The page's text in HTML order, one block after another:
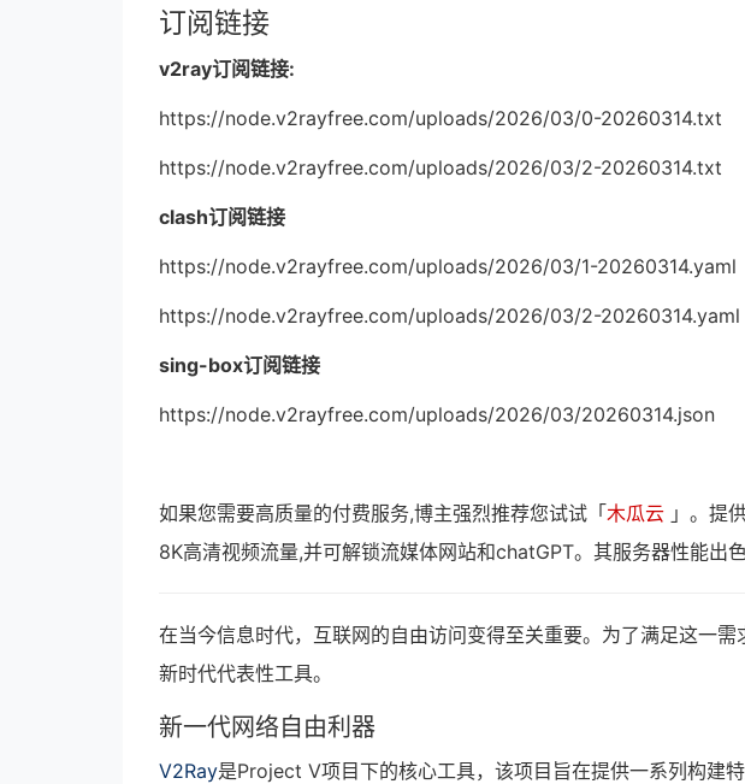
订阅链接
v2ray订阅链接:
https://node.v2rayfree.com/uploads/2026/03/0-20260314.txt
https://node.v2rayfree.com/uploads/2026/03/2-20260314.txt
clash订阅链接
https://node.v2rayfree.com/uploads/2026/03/1-20260314.yaml
https://node.v2rayfree.com/uploads/2026/03/2-20260314.yaml
sing-box订阅链接
https://node.v2rayfree.com/uploads/2026/03/20260314.json
如果您需要高质量的付费服务,博主强烈推荐您试试「 木瓜云 」。提
8K高清视频流量,并可解锁流媒体网站和chatGPT。其服务器性能出
在当今信息时代，互联网的自由访问变得至关重要。为了满足这一
新时代代表性工具。
新一代网络自由利器
V2Ray是Project V项目下的核心工具，该项目旨在提供一系列构建